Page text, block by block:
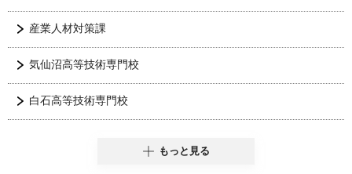
産業人材対策課
気仙沼高等技術専門校
白石高等技術専門校
もっと見る